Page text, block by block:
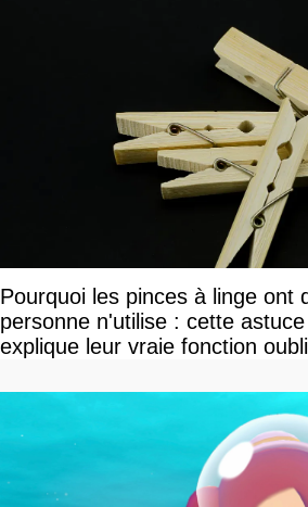
Pourquoi les pinces à linge ont
personne n'utilise : cette
explique leur vraie fonction